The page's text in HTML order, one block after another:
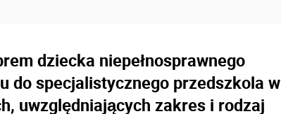
dziecka niepełnosprawnego
do specjalistycznego przedszkola w
uwzględniających zakres i rodzaj